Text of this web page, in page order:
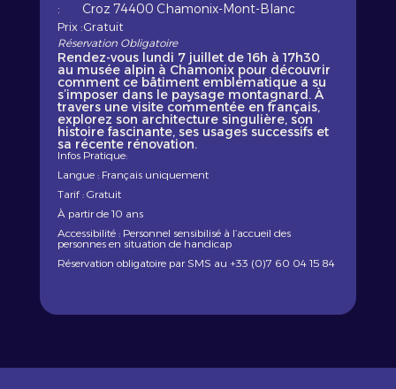
:
Croz 74400 Chamonix-Mont-Blanc
Prix :Gratuit
Réservation Obligatoire
Rendez-vous lundi 7 juillet de 16h à 17h30
au musée alpin à Chamonix pour découvrir
comment ce bâtiment emblématique a su
s’imposer dans le paysage montagnard. À
travers une visite commentée en français,
explorez son architecture singulière, son
histoire fascinante, ses usages successifs et
sa récente rénovation.
Infos Pratique:
Langue : Français uniquement
Tarif : Gratuit
À partir de 10 ans
Accessibilité : Personnel sensibilisé à l’accueil des
personnes en situation de handicap
Réservation obligatoire par SMS au +33 (0)7 60 04 15 84